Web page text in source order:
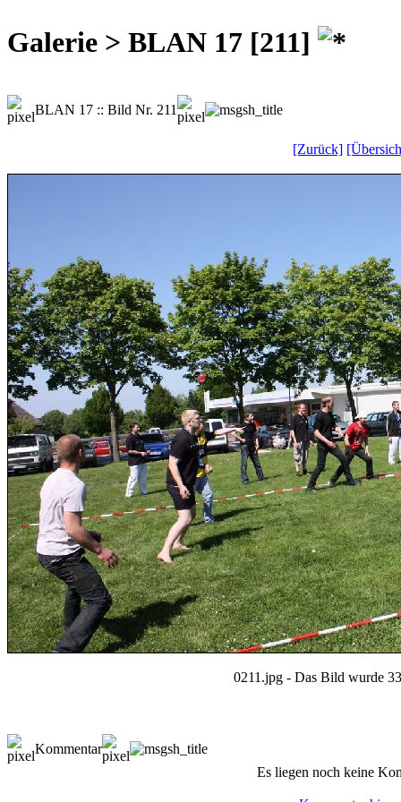
Galerie > BLAN 17 [211]
BLAN 17 :: Bild Nr. 211
[Zurück]
0211.jpg - Das Bild wurde
Kommentar
Es liegen noch keine